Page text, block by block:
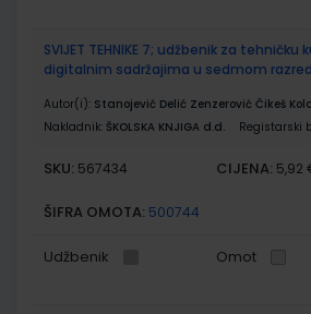
SVIJET TEHNIKE 7; udžbenik za
digitalnim sadržajima u sedmom
Autor(i): Stanojević Delić Zenzerović Čikeš
Nakladnik: ŠKOLSKA KNJIGA d.d. Registarski
SKU: 567434 CIJENA: 5,92
ŠIFRA OMOTA: 500744
Udžbenik Omot